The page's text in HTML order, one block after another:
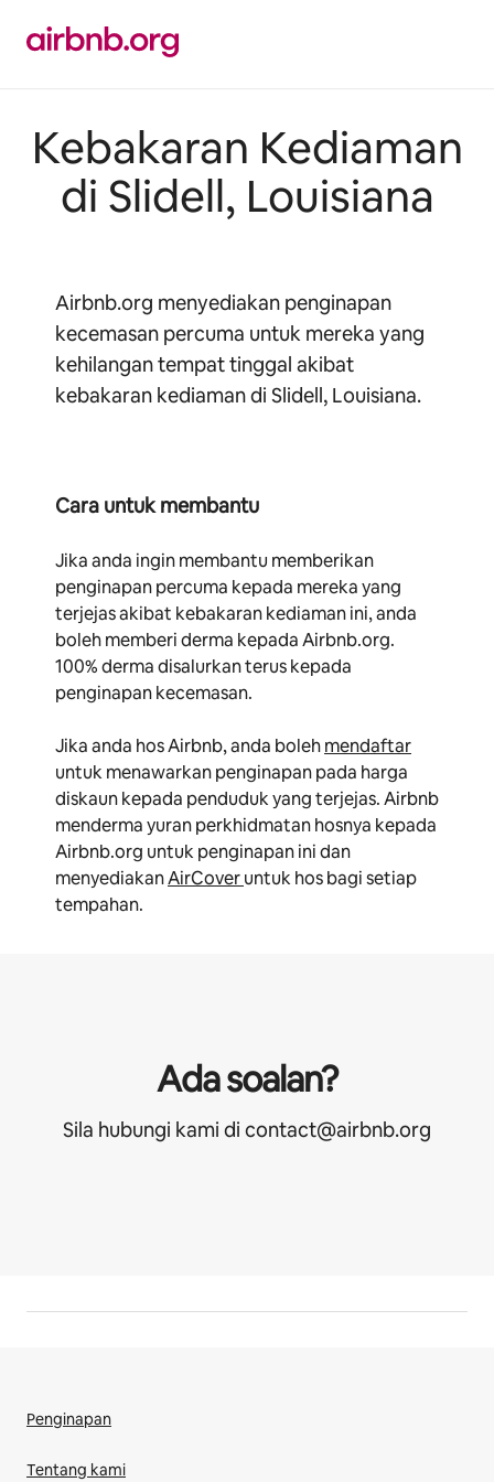
kandungan
Kebakaran Kediaman
di Slidell, Louisiana
Airbnb.org menyediakan penginapan
kecemasan percuma untuk mereka yang
kehilangan tempat tinggal akibat
kebakaran kediaman di Slidell, Louisiana.
Cara untuk membantu
Jika anda ingin membantu memberikan
penginapan percuma kepada mereka yang
terjejas akibat kebakaran kediaman ini, anda
boleh memberi derma kepada Airbnb.org.
100% derma disalurkan terus kepada
penginapan kecemasan.
Jika anda hos Airbnb, anda bolehmendaftar
untuk menawarkan penginapan pada harga
diskaun kepada penduduk yang terjejas. Airbnb
menderma yuran perkhidmatan hosnya kepada
Airbnb.org untuk penginapan ini dan
menyediakanAirCoveruntuk hos bagi setiap
tempahan.
Ada soalan?
Sila hubungi kami di contact@airbnb.org
Penginapan
Tentang kami